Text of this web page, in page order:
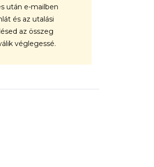
után e-mailben
és az utalási
az összeg
véglegessé.